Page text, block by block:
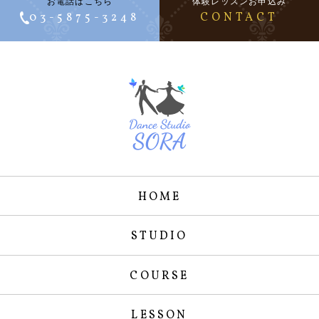
03-5875-3248 CONTACT
HOME
STUDIO
COURSE
LESSON